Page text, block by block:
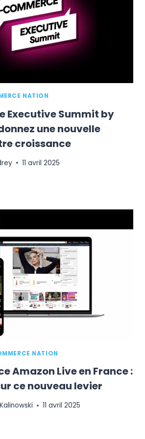
NATION
Executive Summit by
une nouvelle
croissance
11 avril 2025
NATION
Amazon Live en France :
ce nouveau levier
11 avril 2025